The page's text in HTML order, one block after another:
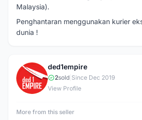
Malaysia).
Penghantaran menggunakan kurier
dunia !
D
ded1empire
2sold Since Dec 2019
View Profile
More from this seller